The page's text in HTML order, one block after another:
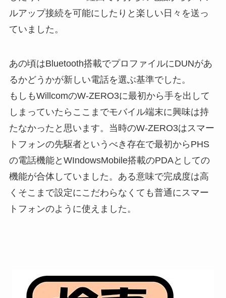
ルアップ接続を可能にしたりと楽しい日々を送っ
ていました。
あの頃はBluetooth搭載でプロファイルにDUNがあ
るかどうかが新しい電話を選ぶ基準でした。
もしもWillcomのW-ZERO3に最初から手を出して
しまっていたらここまでモバイル端末に興味は持
たなかったと思います。当時のW-ZERO3はスマー
トフォンの先駆者というべき存在で最初からPHS
の電話機能とWIndowsMobile搭載のPDAとしての
機能が合体していました。ある意味で完成度は高
くそこまで設定にこだわらなくても普通にスマー
トフォンのように使えました。